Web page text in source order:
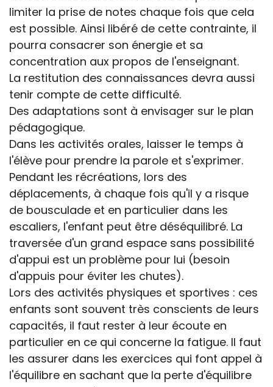
limiter la prise de notes chaque fois que cela
est possible. Ainsi libéré de cette contrainte, il
pourra consacrer son énergie et sa
concentration aux propos de l'enseignant.
La restitution des connaissances devra aussi
tenir compte de cette difficulté.
Des adaptations sont à envisager sur le plan
pédagogique.
Dans les activités orales, laisser le temps à
l'élève pour prendre la parole et s'exprimer.
Pendant les récréations, lors des
déplacements, à chaque fois qu'il y a risque
de bousculade et en particulier dans les
escaliers, l'enfant peut être déséquilibré. La
traversée d'un grand espace sans possibilité
d'appui est un problème pour lui (besoin
d'appuis pour éviter les chutes).
Lors des activités physiques et sportives : ces
enfants sont souvent très conscients de leurs
capacités, il faut rester à leur écoute en
particulier en ce qui concerne la fatigue. Il faut
les assurer dans les exercices qui font appel à
l'équilibre en sachant que la perte d'équilibre